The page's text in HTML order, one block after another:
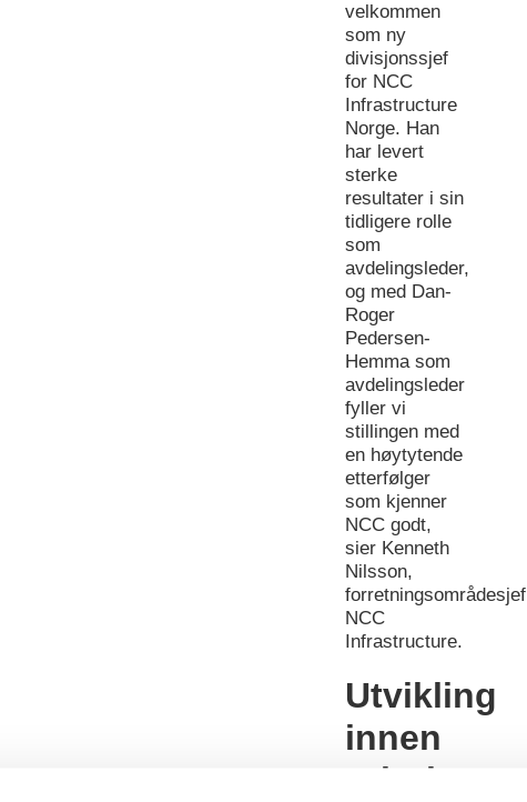
velkommen
som ny
divisjonssjef
for NCC
Infrastructure
Norge. Han
har levert
sterke
resultater i sin
tidligere rolle
som
avdelingsleder,
og med Dan-
Roger
Pedersen-
Hemma som
avdelingsleder
fyller vi
stillingen med
en høytytende
etterfølger
som kjenner
NCC godt,
sier Kenneth
Nilsson,
forretningsområdesjef
NCC
Infrastructure.
Utvikling
innen
prioriterte